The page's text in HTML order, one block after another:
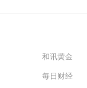
和讯黄金
每日财经